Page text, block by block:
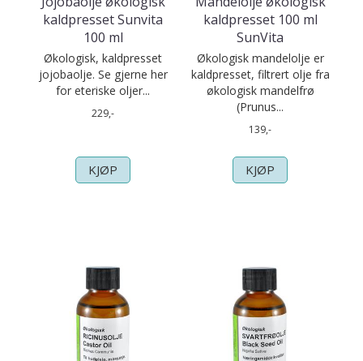
kaldpresset Sunvita
100 ml
Økologisk, kaldpresset
jojobaolje. Se gjerne her
for eteriske oljer...
229,-
KJØP
kaldpresset 100 ml
SunVita
Økologisk mandelolje er
kaldpresset, filtrert olje fra
økologisk mandelfrø
(Prunus...
139,-
KJØP